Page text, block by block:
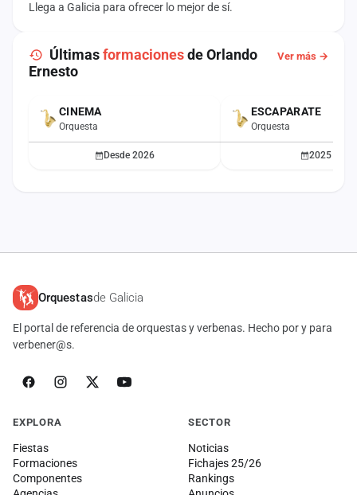
Llega a Galicia para ofrecer lo mejor de sí.
Últimasformacionesde Orlando
Ernesto
Ver más →
ACTUALCINEMA
Orquesta
Desde 2026
ESCAPARATE
Orquesta
2025
Orquestasde Galicia
El portal de referencia de orquestas y verbenas. Hecho por y para
verbener@s.
EXPLORA
Fiestas
Formaciones
Componentes
SECTOR
Noticias
Fichajes 25/26
Rankings